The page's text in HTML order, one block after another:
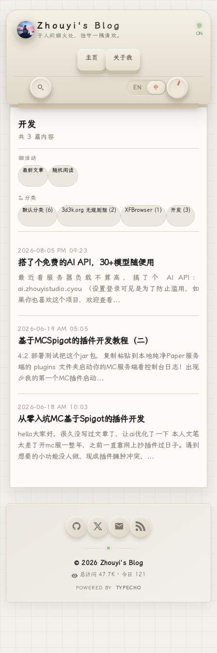
Zhouyi's Blog
于人间烟火处，独守一隅清欢。 ON
主页 关于我
EN 中
开发
共 3 篇内容
活动
最新文章
随机阅读
分类
默认分类 (6)
3d3k.org 无规则服 (2) XFBrowser (1) 开发 (3)
2026-08-05 PM 09:23
搭了个免费的AI API，30+模型随便用
最近看服务器负载不算高，搞了个 AI API：
ai.zhouyistudio.cyou （设置登录可见是为了防止滥用，如
果你也喜欢这个项目，欢迎查看...
2026-06-19 AM 05:05
基于MCSpigot的插件开发教程（二）
4.2 部署测试把这个jar包，复制粘贴到本地纯净Paper服务
端的 plugins 文件夹启动你的MC服务端看控制台日志！出现
🎉我的第一个MC插件启动...
2026-06-18 AM 10:03
从零入坑MC基于Spigot的插件开发
hello大家好，很久没写过文章了，让ai优化了一下 本人文笔
太差了开mc服一整年，之前一直靠网上抄插件过日子。遇到
想要的小功能没人做、现成插件臃肿冲突、...
© 2026 Zhouyi's Blog
总访问 47.7K · 今日 121
POWERED BY TYPECHO